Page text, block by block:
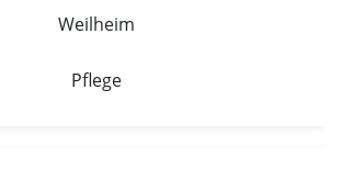
Weilheim
Pflege